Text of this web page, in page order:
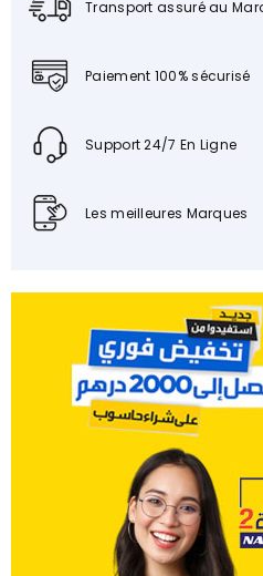
Transport assuré au
Paiement 100% sécurisé
Support 24/7 En Ligne
Les meilleures Marques